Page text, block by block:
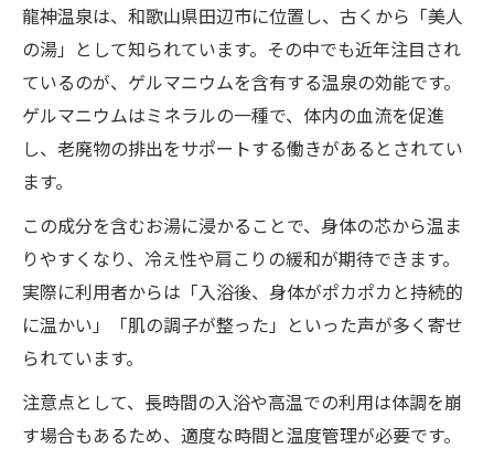
龍神温泉は、和歌山県田辺市に位置し、古くから「美人
の湯」として知られています。その中でも近年注目され
ているのが、ゲルマニウムを含有する温泉の効能です。
ゲルマニウムはミネラルの一種で、体内の血流を促進
し、老廃物の排出をサポートする働きがあるとされてい
ます。
この成分を含むお湯に浸かることで、身体の芯から温ま
りやすくなり、冷え性や肩こりの緩和が期待できます。
実際に利用者からは「入浴後、身体がポカポカと持続的
に温かい」「肌の調子が整った」といった声が多く寄せ
られています。
注意点として、長時間の入浴や高温での利用は体調を崩
す場合もあるため、適度な時間と温度管理が必要です。